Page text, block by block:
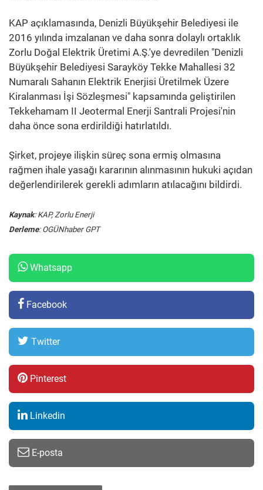
KAP açıklamasında, Denizli Büyükşehir Belediyesi ile
2016 yılında imzalanan ve daha sonra dolaylı ortaklık
Zorlu Doğal Elektrik Üretimi A.Ş.'ye devredilen "Denizli
Büyükşehir Belediyesi Sarayköy Tekke Mahallesi 32
Numaralı Sahanın Elektrik Enerjisi Üretilmek Üzere
Kiralanması İşi Sözleşmesi" kapsamında geliştirilen
Tekkehamam II Jeotermal Enerji Santrali Projesi'nin
daha önce sona erdirildiği hatırlatıldı.
Şirket, projeye ilişkin süreç sona ermiş olmasına
rağmen ihale yasağı kararının alınmasının hukuki açıdan
değerlendirilerek gerekli adımların atılacağını bildirdi.
Kaynak: KAP, Zorlu Enerji
Derleme: OGÜNhaber GPT
Whatsapp
Facebook
Twitter
Pinterest
Linkedin
E-posta